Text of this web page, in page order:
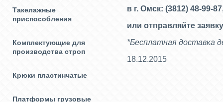
Такелажные
приспособления
Комплектующие для
производства строп
Крюки пластинчатые
Платформы грузовые
в г. Омск: (3812) 48-99-
или отправляйте
*Бесплатная доставка
18.12.2015